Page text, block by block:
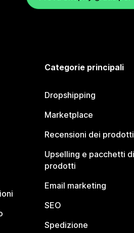
Categorie principali
Dropshipping
Marketplace
Recensioni dei prodotti
Upselling e pacchetti di
prodotti
Email marketing
SEO
Spedizione